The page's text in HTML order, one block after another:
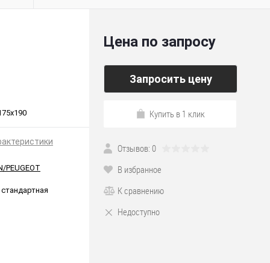
PEUGEOT
Цена по запросу
Запросить цену
Купить в 1 клик
Отзывов: 0
В избранное
К сравнению
Недоступно